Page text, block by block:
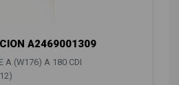
A2469001309
A (W176) A 180 CDI